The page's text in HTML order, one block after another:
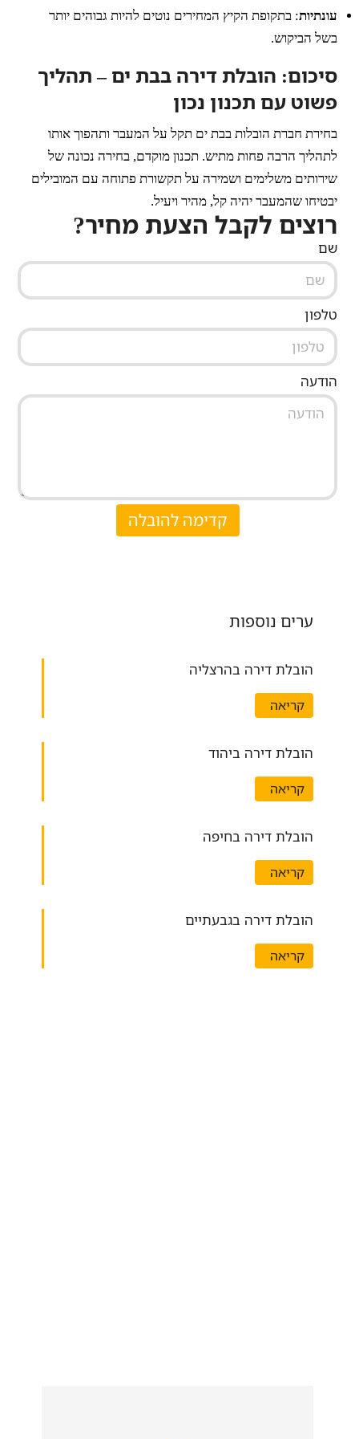
עונתיות: בתקופת הקיץ המחירים נוטים להיות גבוהים יותר
בשל הביקוש.
סיכום: הובלת דירה בבת ים – תהליך
פשוט עם תכנון נכון
בחירת חברת הובלות בבת ים תקל על המעבר ותהפוך אותו
לתהליך הרבה פחות מתיש. תכנון מוקדם, בחירה נכונה של
שירותים משלימים ושמירה על תקשורת פתוחה עם המובילים
יבטיחו שהמעבר יהיה קל, מהיר ויעיל.
רוצים לקבל הצעת מחיר?
שם
טלפון
הודעה
קדימה להובלה
ערים נוספות
הובלת דירה בהרצליה
קריאה
הובלת דירה ביהוד
קריאה
הובלת דירה בחיפה
קריאה
הובלת דירה בגבעתיים
קריאה